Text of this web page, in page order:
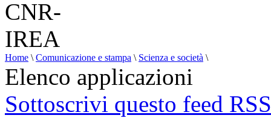
Home \ Comunicazione e stampa \ Scienza e società \
Elenco applicazioni
Sottoscrivi questo feed RSS